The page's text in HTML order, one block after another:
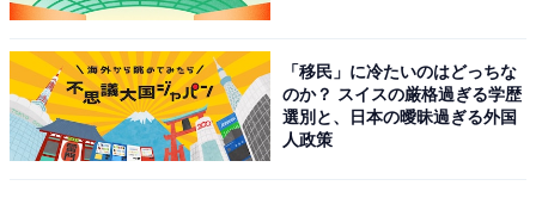
プライベートも公開しているブログやSNSが人気で、
YouTubeチャンネル「辻ちゃんネル」は登録者数が110
万人を突破。動画では、ママとしての料理や家事に関す
る企画が多く、女性を中心に人気を集めています。家族
がみんな明るいので、ママ友になれたら楽しい毎日が過
「移民」に冷たいのはどっちな
のか？ スイスの厳格過ぎる学歴
選別と、日本の曖昧過ぎる外国
人政策